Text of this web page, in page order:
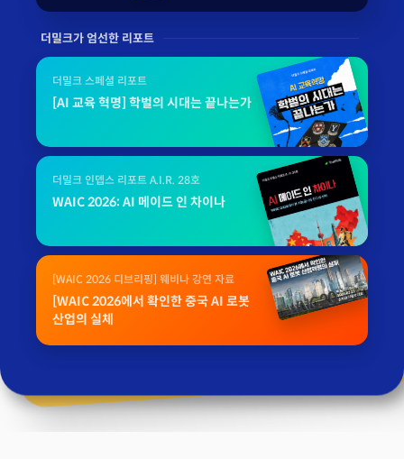
더밀크가 엄선한 리포트
더밀크 스페셜 리포트
[AI 교육 혁명] 학벌의 시대는 끝나는가
더밀크 인뎁스 리포트 A.I.R. 28호
WAIC 2026: AI 메이드 인 차이나
[WAIC 2026 디브리핑] 웨비나 강연 자료
[WAIC 2026에서 확인한 중국 AI 로봇
산업의 실체